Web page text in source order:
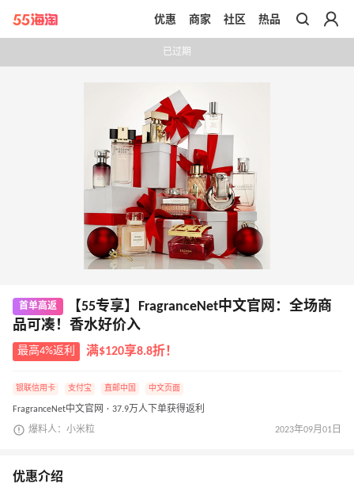
带你去官网买正品
优惠 商家 社区 热品
已过期
首单高返
【55专享】FragranceNet中文官网：全场商
品可凑！香水好价入
最高4%返利 满$120享8.8折！
银联信用卡 支付宝 直邮中国 中文页面
FragranceNet中文官网 · 37.9万人下单获得返利
爆料人：小米粒 2023年09月01日
优惠介绍